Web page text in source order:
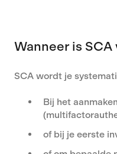
Wanneer is
SCA wordt je
Bij het
of bij je eerste